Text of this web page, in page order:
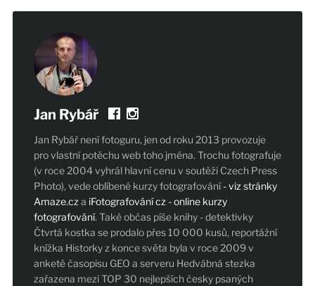
Jan Rybář
Jan Rybář není fotoguru, jen od roku 2013 provozuje
pro vlastní potěchu web toho jména. Trochu fotografuje
(v roce 2004 vyhrál hlavní cenu v soutěži Czech Press
Photo), vede oblíbené kurzy fotografování- viz stránky
Amaze.cza iFotografování cz - online kurzy
fotografování. Také občas píše knihy - detektivky
Čtvrtá kostka se prodalo přes 10 000 kusů, reportážní
knížka Historky z konce světa byla v roce 2009 v
anketě časopisu GEO a serveru Hedvábná stezka
zařazena mezi TOP 30 nejlepších česky psaných